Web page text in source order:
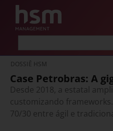
DOSSIÊ HSM
Case Petrobras: A
Desde 2018, a estatal
customizando
70/30 entre ágil e